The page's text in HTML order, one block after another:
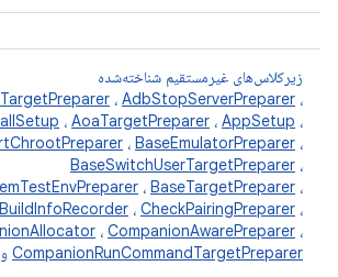
زیرکلاس‌های غیرمستقیم شناخته‌شده
، AdbStopServerPreparer ،
، AoaTargetPreparer ، AppSetup ،
، BaseEmulatorPreparer ،
BaseSwitchUserTargetPreparer ،
، BaseTargetPreparer ،
BuildInfoRecorder ، CheckPairingPreparer ،
، CompanionAwarePreparer ،
CompanionRunCommandTargetPreparer و ۹۴ مورد دیگر.